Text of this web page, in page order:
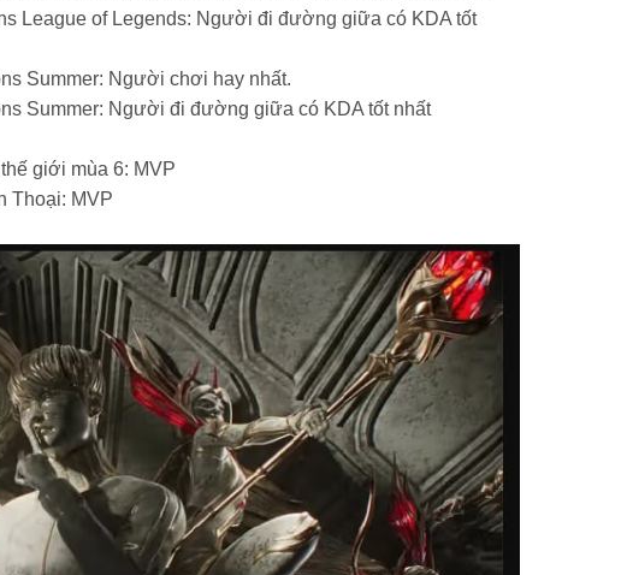
League of Legends: Người đi đường giữa có KDA tốt
Summer: Người chơi hay nhất.
Summer: Người đi đường giữa có KDA tốt nhất
giới mùa 6: MVP
Thoại: MVP